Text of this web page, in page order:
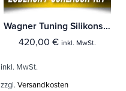
Wagner Tuning Silikonschlauch Kit VAG 2.0TSI (EA888 Gen.4)
420,00 € inkl. MwSt.
inkl. MwSt.
zzgl. Versandkosten